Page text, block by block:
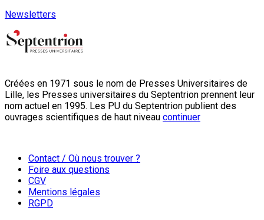
Newsletters
Créées en 1971 sous le nom de Presses Universitaires de
Lille, les Presses universitaires du Septentrion prennent leur
nom actuel en 1995. Les PU du Septentrion publient des
ouvrages scientifiques de haut niveau continuer
Contact / Où nous trouver ?
Foire aux questions
CGV
Mentions légales
RGPD